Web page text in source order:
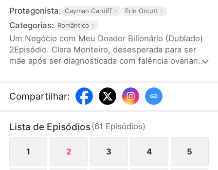
Protagonista: Cayman Cardiff Erin Orcutt
Categorias: Romântico
Um Negócio com Meu Doador Bilionário (Dublado)
2Episódio. Clara Monteiro, desesperada para ser
mãe após ser diagnosticada com falência ovariana
Elias Rocha, um bilionário forçado a se casar ou
perder sua herança. Eles fecham um "contrato de
se torna seu novo chefe, as emoções se
confundem. Um casamento de fachada, nascido do
orgulho, pode se transformar em um amor
Compartilhar:
Lista de Episódios(61 Episódios)
1 2 3 4 5